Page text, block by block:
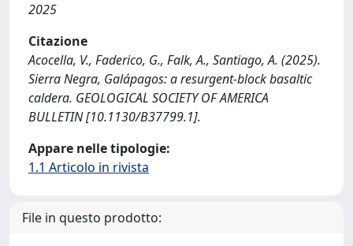
2025
Citazione
Acocella, V., Faderico, G., Falk, A., Santiago, A. (2025).
Sierra Negra, Galápagos: a resurgent-block basaltic
caldera. GEOLOGICAL SOCIETY OF AMERICA
BULLETIN [10.1130/B37799.1].
Appare nelle tipologie:
1.1 Articolo in rivista
File in questo prodotto: